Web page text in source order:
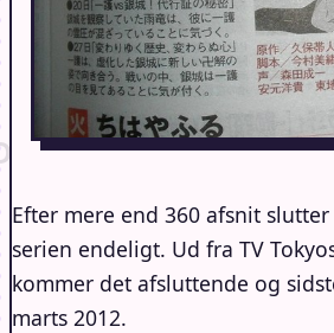
Efter mere end 360 afsnit slutter
serien endeligt. Ud fra TV
kommer det afsluttende og
marts 2012.